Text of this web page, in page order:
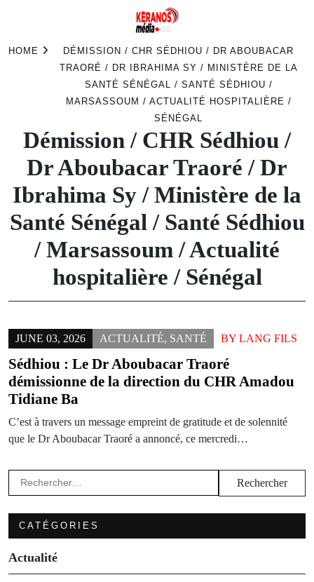
SkipHOME
DÉMISSION / CHR SÉDHIOU / DR ABOUBACAR
TRAORÉ / DR IBRAHIMA SY / MINISTÈRE DE LA
SANTÉ SÉNÉGAL / SANTÉ SÉDHIOU /
MARSASSOUM / ACTUALITÉ HOSPITALIÈRE /
SÉNÉGAL
Démission / CHR Sédhiou /
Dr Aboubacar Traoré / Dr
Ibrahima Sy / Ministère de la
Santé Sénégal / Santé Sédhiou
/ Marsassoum / Actualité
hospitalière / Sénégal
JUNE 03, 2026 ACTUALITÉ, SANTÉ BY LANG FILS
Sédhiou : Le Dr Aboubacar Traoré
démissionne de la direction du CHR Amadou
Tidiane Ba
C’est à travers un message empreint de gratitude et de solennité
que le Dr Aboubacar Traoré a annoncé, ce mercredi…
Rechercher :
CATÉGORIES
Actualité